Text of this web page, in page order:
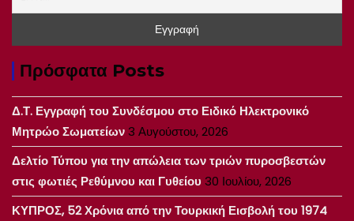
Πρόσφατα Posts
Δ.Τ. Εγγραφή του Συνδέσμου στο Ειδικό Ηλεκτρονικό
Μητρώο Σωματείων3 Αυγούστου, 2026
Δελτίο Τύπου για την απώλεια των τριών πυροσβεστών
στις φωτιές Ρεθύμνου και Γυθείου 30 Ιουλίου, 2026
ΚΥΠΡΟΣ, 52 Χρόνια από την Τουρκική Εισβολή του 1974